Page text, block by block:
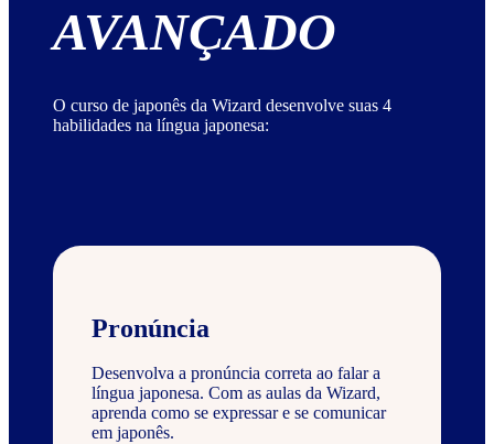
AVANÇADO
O curso de japonês da Wizard desenvolve suas 4
habilidades na língua japonesa:
Pronúncia
Desenvolva a pronúncia correta ao falar a
língua japonesa. Com as aulas da Wizard,
aprenda como se expressar e se comunicar
em japonês.